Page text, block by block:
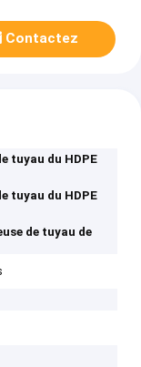
Contactez
tuyau du HDPE
tuyau du HDPE
de tuyau de